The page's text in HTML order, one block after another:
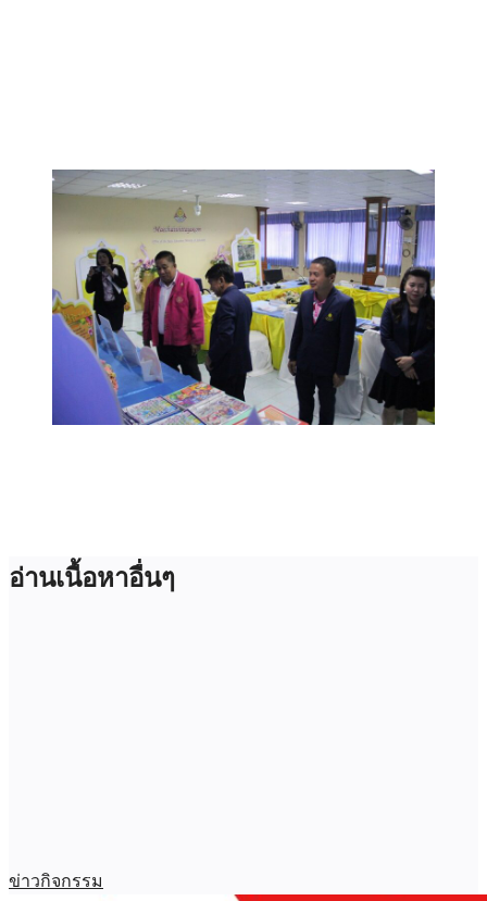
อ่านเนื้อหาอื่นๆ
ข่าวกิจกรรม